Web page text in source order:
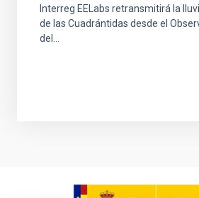
Interreg EELabs retransmitirá la
de las Cuadrántidas desde el
del...